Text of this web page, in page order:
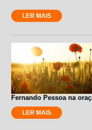
LER MAIS
Fernando Pessoa na
LER MAIS